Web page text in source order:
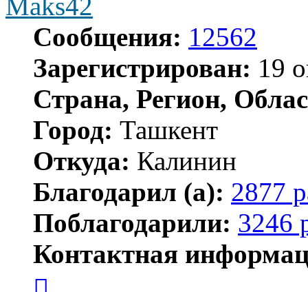
Сообщения: 12562
Зарегистрирован: 19
Страна, Регион,
Город: Ташкент
Откуда: Калинин
Благодарил (а): 2877
Поблагодарили: 3246
Контактная